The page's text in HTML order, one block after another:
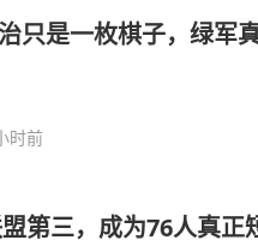
只是一枚棋子，绿军
时前
第三，成为76人真正